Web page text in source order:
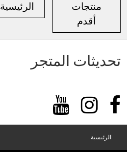
منتجات
أقدم
الرئيسية
تحديثات المتجر
الرئيسية